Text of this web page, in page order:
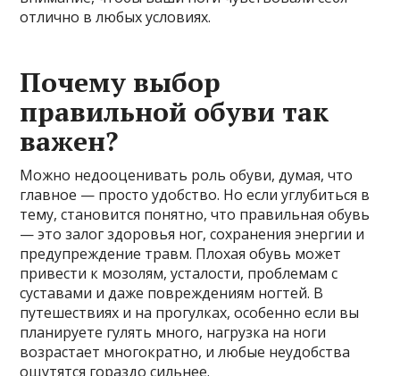
отлично в любых условиях.
Почему выбор
правильной обуви так
важен?
Можно недооценивать роль обуви, думая, что
главное — просто удобство. Но если углубиться в
тему, становится понятно, что правильная обувь
— это залог здоровья ног, сохранения энергии и
предупреждение травм. Плохая обувь может
привести к мозолям, усталости, проблемам с
суставами и даже повреждениям ногтей. В
путешествиях и на прогулках, особенно если вы
планируете гулять много, нагрузка на ноги
возрастает многократно, и любые неудобства
ощутятся гораздо сильнее.